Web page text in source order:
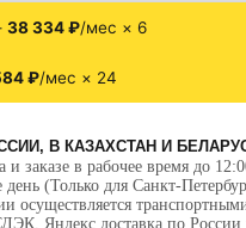
38 334 ₽/мес × 6
₽/мес × 24
В КАЗАХСТАН И
заказе в рабочее время до
(Только для Санкт-
осуществляется
Яндекс доставка по